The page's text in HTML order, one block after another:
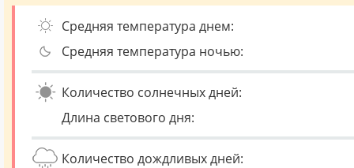
Средняя температура днем:
Средняя температура ночью:
Количество солнечных дней:
Длина светового дня:
Количество дождливых дней: